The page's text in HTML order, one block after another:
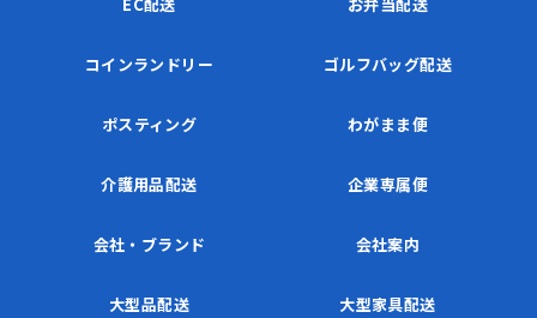
コインランドリー ゴルフバッグ配送
ポスティング わがまま便
介護用品配送 企業専属便
会社・ブランド 会社案内
大型品配送 大型家具配送